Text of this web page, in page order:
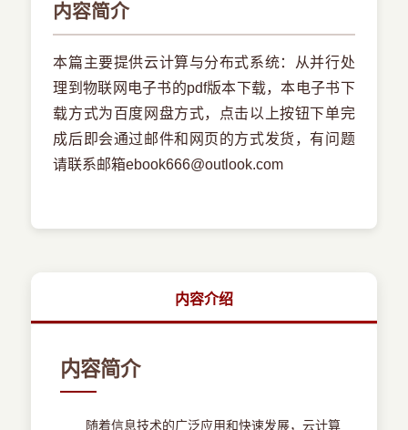
内容简介
本篇主要提供云计算与分布式系统：从并行处
理到物联网电子书的pdf版本下载，本电子书下
载方式为百度网盘方式，点击以上按钮下单完
成后即会通过邮件和网页的方式发货，有问题
请联系邮箱ebook666@outlook.com
内容介绍
内容简介
随着信息技术的广泛应用和快速发展，云计算